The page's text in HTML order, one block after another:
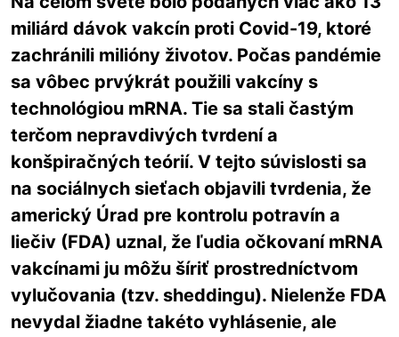
miliárd dávok vakcín proti Covid-19, ktoré
zachránili milióny životov. Počas pandémie
sa vôbec prvýkrát použili vakcíny s
technológiou mRNA. Tie sa stali častým
terčom nepravdivých tvrdení a
konšpiračných teórií. V tejto súvislosti sa
na sociálnych sieťach objavili tvrdenia, že
americký Úrad pre kontrolu potravín a
liečiv (FDA) uznal, že ľudia očkovaní mRNA
vakcínami ju môžu šíriť prostredníctvom
vylučovania (tzv. sheddingu). Nielenže FDA
nevydal žiadne takéto vyhlásenie, ale